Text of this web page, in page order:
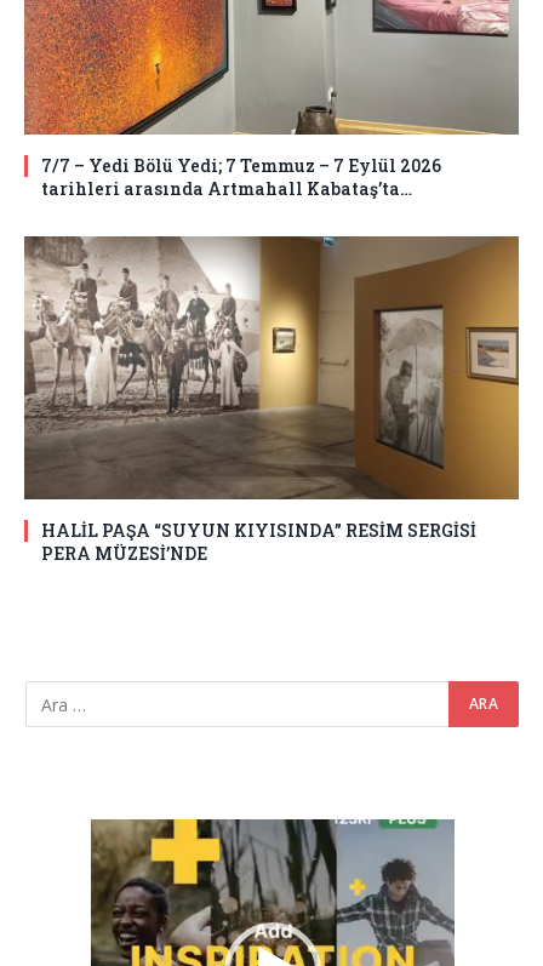
7/7 – Yedi Bölü Yedi; 7 Temmuz – 7 Eylül 2026
tarihleri arasında Artmahall Kabataş’ta…
HALİL PAŞA “SUYUN KIYISINDA” RESİM SERGİSİ
PERA MÜZESİ’NDE
Video
oynatıcı